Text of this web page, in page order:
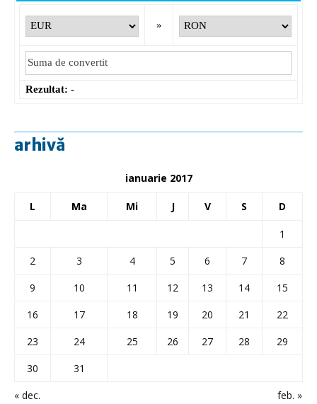
»
Rezultat: -
arhivă
ianuarie 2017
L Ma Mi J V S D
« dec. feb. »
1
2
3 4 5 6 7
8
9
10 11 12 13 14
15
16
17 18 19 20 21
22
23
24 25 26 27 28
29
30
31